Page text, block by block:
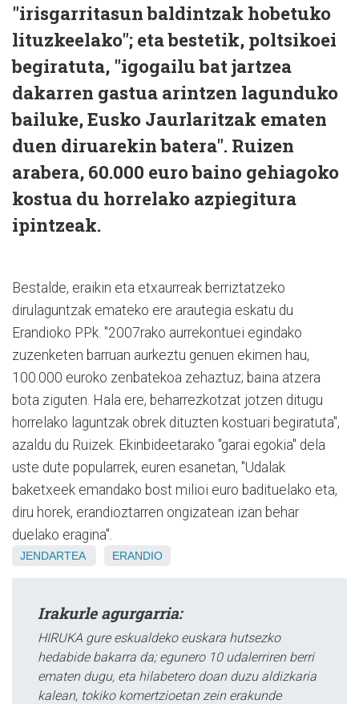
"irisgarritasun baldintzak hobetuko
lituzkeelako"; eta bestetik, poltsikoei
begiratuta, "igogailu bat jartzea
dakarren gastua arintzen lagunduko
bailuke, Eusko Jaurlaritzak ematen
duen diruarekin batera". Ruizen
arabera, 60.000 euro baino gehiagoko
kostua du horrelako azpiegitura
ipintzeak.
Bestalde, eraikin eta etxaurreak berriztatzeko
dirulaguntzak emateko ere arautegia eskatu du
Erandioko PPk. "2007rako aurrekontuei egindako
zuzenketen barruan aurkeztu genuen ekimen hau,
100.000 euroko zenbatekoa zehaztuz; baina atzera
bota ziguten. Hala ere, beharrezkotzat jotzen ditugu
horrelako laguntzak obrek dituzten kostuari begiratuta",
azaldu du Ruizek. Ekinbideetarako "garai egokia" dela
uste dute popularrek, euren esanetan, "Udalak
baketxeek emandako bost milioi euro badituelako eta,
diru horek, erandioztarren ongizatean izan behar
duelako eragina".
JENDARTEA ERANDIO
Irakurle agurgarria:
HIRUKA gure eskualdeko euskara hutsezko
hedabide bakarra da; egunero 10 udalerriren berri
ematen dugu, eta hilabetero doan duzu aldizkaria
kalean, tokiko komertzioetan zein erakunde